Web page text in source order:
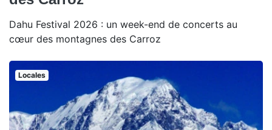
Dahu Festival 2026 : un week-end de concerts au
cœur des montagnes des Carroz
Locales